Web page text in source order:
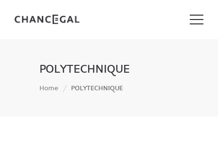
POLYTECHNIQUE
Home POLYTECHNIQUE